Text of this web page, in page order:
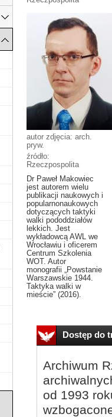
autor zdjęcia: arch.
pryw.
źródło:
Rzeczpospolita
Dr Paweł Makowiec
jest autorem wielu
publikacji naukowych i
popularnonaukowych
dotyczących taktyki
walki pododdziałów
lekkich. Jest
wykładowcą AWL we
Wrocławiu i oficerem
Centrum Szkolenia
WOT. Autor
monografii „Powstanie
Warszawskie 1944.
Taktyka walki w
mieście” (2016).
Dostęp do
Archiwum
od 1993